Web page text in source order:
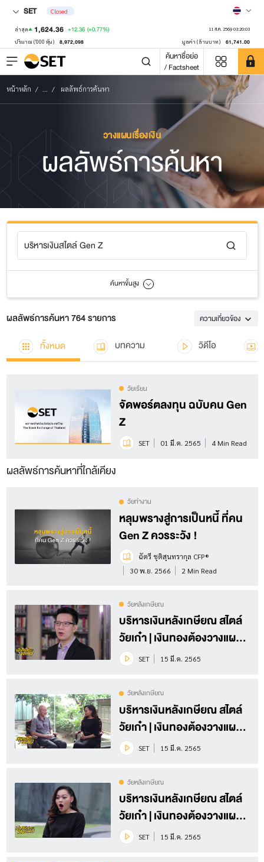
SET Closed
ล่าสุด 1,624.36 +12.36 (+0.77%) 11 ส.ค. 2569 03:20:03
ปริมาณ ('000 หุ้น) 8,972,098 มูลค่า (ล้านบาท) 61,741.00
ค้นหาชื่อย่อ
/ Factsheet
หน้าหลัก ... ผลลัพธ์การค้นหา
วางแผนเรื่องเงิน
ผลลัพธ์การค้นหา
ค้นหาขั้นสูง
ผลลัพธ์การค้นหา 764 รายการ ความเกี่ยวข้อง
ทั้งหมด บทความ วิดีโอ
วัยเรียน
จัดพอร์ตลงทุน ฉบับคน Gen
Z
SET 01 มี.ค. 2565 4 Min Read
ผลลัพธ์การค้นหาที่ใกล้เคียง
วัยทำงาน
หลุมพรางสู่การเป็นหนี้ ที่คน
Gen Z ควรระวัง !
ฉัตรี ชุติสุนทรากุล CFP®
30 พ.ย. 2566
2 Min Read
วัยหลังเกษียณ
บริหารเงินหลังเกษียณ สไตล์
วัยเก๋า | เงินทองต้องวางแผน
Season 4 EP.12 (3/3)
SET 15 มี.ค. 2565
วัยหลังเกษียณ
บริหารเงินหลังเกษียณ สไตล์
วัยเก๋า | เงินทองต้องวางแผน
Season 4 EP.12 (2/3)
SET 15 มี.ค. 2565
วัยหลังเกษียณ
บริหารเงินหลังเกษียณ สไตล์
วัยเก๋า | เงินทองต้องวางแผน
Season 4 EP.12 (1/3)
SET 15 มี.ค. 2565